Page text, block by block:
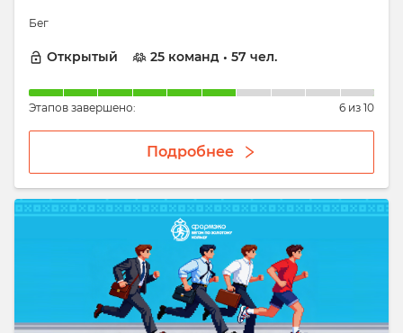
Бег
Открытый 25 команд • 57 чел.
Этапов завершено: 6 из 10
Подробнее